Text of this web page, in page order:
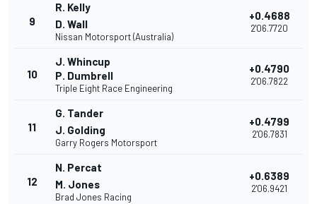
9
R. Kelly
D. Wall
Nissan Motorsport (Australia)
+0.4688
2'06.7720
10
J. Whincup
P. Dumbrell
Triple Eight Race Engineering
+0.4790
2'06.7822
11
G. Tander
J. Golding
Garry Rogers Motorsport
+0.4799
2'06.7831
12
N. Percat
M. Jones
Brad Jones Racing
+0.6389
2'06.9421